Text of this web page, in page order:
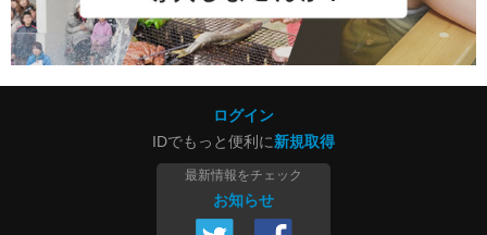
ログイン
IDでもっと便利に新規取得
最新情報をチェック
お知らせ